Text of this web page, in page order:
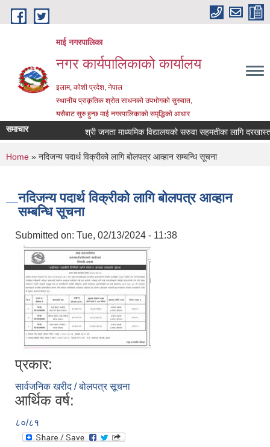
Skip to main content
माई नगरपालिका
नगर कार्यपालिकाको कार्यालय
इलाम, कोशी प्रदेश, नेपाल
स्थानीय प्राकृतिक श्रोत साधनको उपभोगको सुरुवात,
यसैबाट सुरु हुन्छ माई नगरपालिकाको समृद्धिको आधार
समाचार श्री जनता माध्यमिक विद्यालयको सरुवा सहमतीका लागि दरखास्त
You are here
Home » नदिजन्य पदार्थ विक्रीको लागि बोलपत्र आव्हान सम्बन्धि सूचना
नदिजन्य पदार्थ विक्रीको लागि बोलपत्र आव्हान
सम्बन्धि सूचना
Submitted on: Tue, 02/13/2024 - 11:38
प्रकार:
सार्वजनिक खरीद / बोलपत्र सूचना
आर्थिक वर्ष:
८०/८१